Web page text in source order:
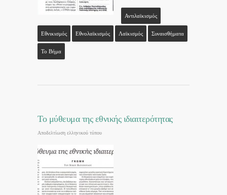
Αντιλαϊκισμός
Εθνικισμός Εθνολαϊκισμός Λαϊκισμός Συναισθήματα
Το Βήμα
Το μύθευμα της εθνικής ιδιαιτερότητας
Αποδελτίωση ελληνικού τύπου